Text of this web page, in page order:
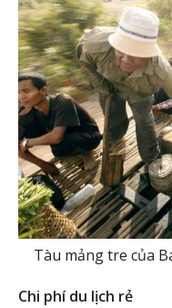
Tàu mảng tre của
Chi phí du lịch rẻ